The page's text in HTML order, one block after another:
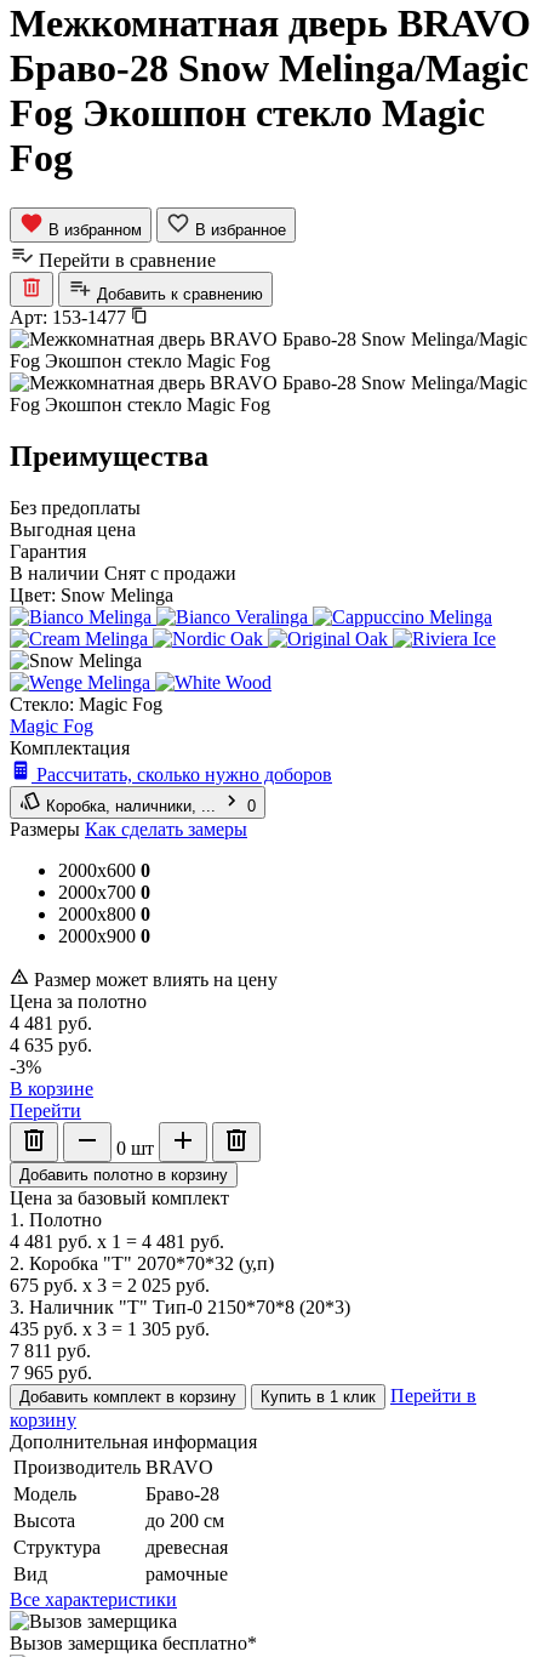
Межкомнатная дверь BRAVO
Браво-28 Snow Melinga/Magic
Fog Экошпон стекло Magic
Fog
В избранном В избранное
Перейти в сравнение
Добавить к сравнению
Арт: 153-1477
Преимущества
Без предоплаты
Выгодная цена
Гарантия
В наличии Снят с продажи
Цвет: Snow Melinga
Стекло: Magic Fog
Magic Fog
Комплектация
Рассчитать, сколько нужно доборов
Коробка, наличники, ... 0
Размеры Как сделать замеры
2000x600 0
2000x700 0
2000x800 0
2000x900 0
Размер может влиять на цену
Цена за полотно
4 481 руб.
4 635 руб.
-3%
В корзине
Перейти
0 шт
Добавить полотно в корзину
Цена за базовый комплект
1. Полотно
4 481 руб. x 1 = 4 481 руб.
2. Коробка "Т" 2070*70*32 (у,п)
675 руб. x 3 = 2 025 руб.
3. Наличник "Т" Тип-0 2150*70*8 (20*3)
435 руб. x 3 = 1 305 руб.
7 811 руб.
7 965 руб.
Добавить комплект в корзину Купить в 1 клик
Перейти в
корзину
Дополнительная информация
Производитель BRAVO
Модель
Браво-28
Высота
до 200 см
Структура
древесная
Вид
рамочные
Все характеристики
Вызов замерщика бесплатно*